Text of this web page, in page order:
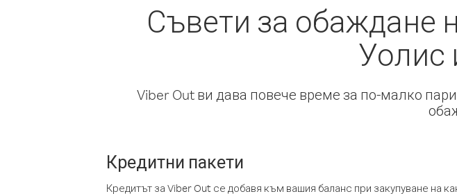
Съвети за обаждане
Уолис
Viber Out ви дава повече време за по-малко
Кредитни пакети
Кредитът за Viber Out се добавя към вашия баланс при закупуване на